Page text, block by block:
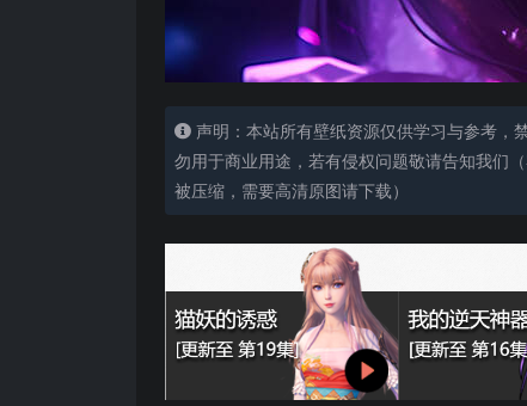
声明：本站所有壁纸资源仅供学习与参考，
勿用于商业用途，若有侵权问题敬请告知我们
被压缩，需要高清原图请下载）